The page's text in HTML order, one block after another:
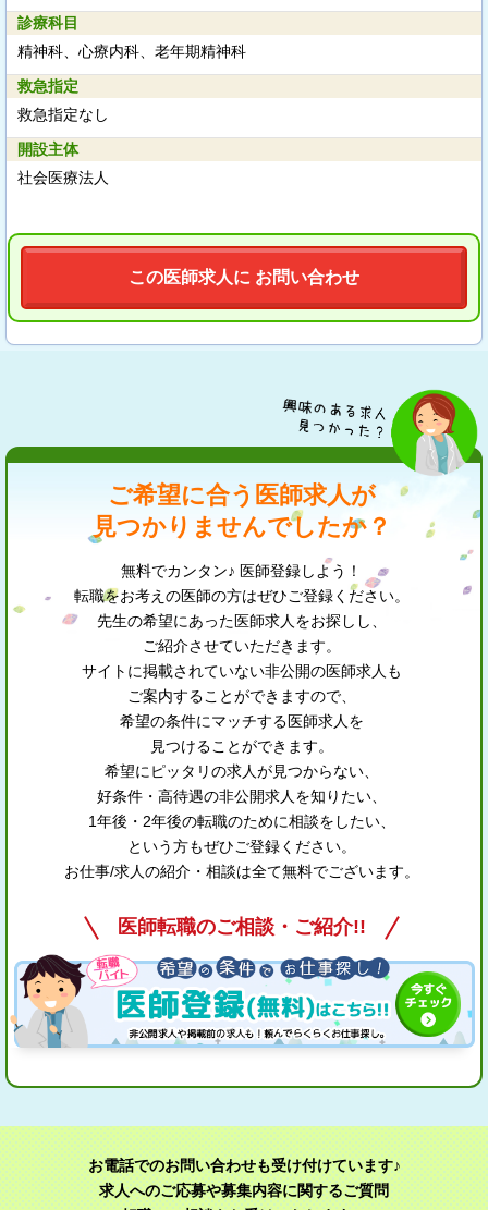
診療科目
精神科、心療内科、老年期精神科
救急指定
救急指定なし
開設主体
社会医療法人
この医師求人に お問い合わせ
ご希望に合う医師求人が
見つかりませんでしたか？
無料でカンタン♪ 医師登録しよう！
転職をお考えの医師の方はぜひご登録ください。
先生の希望にあった医師求人をお探しし、
ご紹介させていただきます。
サイトに掲載されていない非公開の医師求人も
ご案内することができますので、
希望の条件にマッチする医師求人を
見つけることができます。
希望にピッタリの求人が見つからない、
好条件・高待遇の非公開求人を知りたい、
1年後・2年後の転職のために相談をしたい、
という方もぜひご登録ください。
お仕事/求人の紹介・相談は全て無料でございます。
医師転職のご相談・ご紹介!!
お電話でのお問い合わせも受け付けています♪
求人へのご応募や募集内容に関するご質問